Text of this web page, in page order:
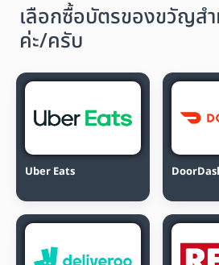
เลือกซื้อบัตรของขวัญสำ
ค่ะ/ครับ
Uber Eats